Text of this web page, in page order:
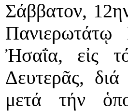
Σάββατον,
Ἠσαΐα, εἰς
Δευτερᾶς,
μετά τήν